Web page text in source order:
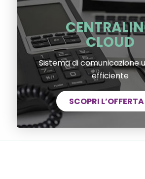
CLOUD
Sistema di comunicazione
efficiente
SCOPRI L’OFFERTA